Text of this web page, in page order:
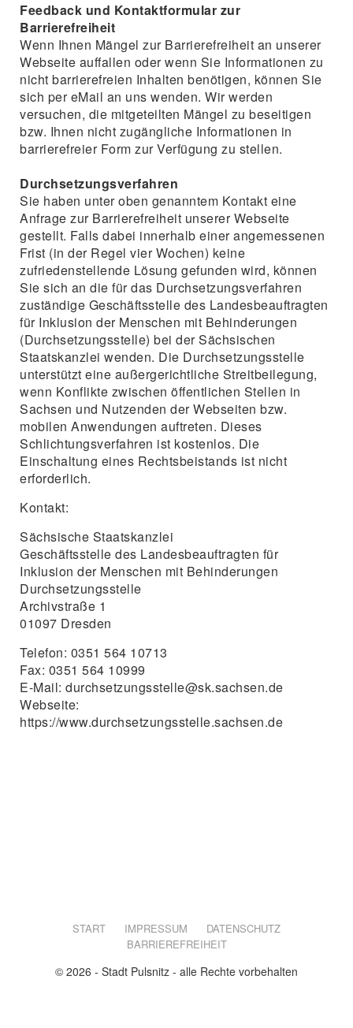
Feedback und Kontaktformular zur
Barrierefreiheit
Wenn Ihnen Mängel zur Barrierefreiheit an unserer
Webseite auffallen oder wenn Sie Informationen zu
nicht barrierefreien Inhalten benötigen, können Sie
sich per eMail an uns wenden. Wir werden
versuchen, die mitgeteilten Mängel zu beseitigen
bzw. Ihnen nicht zugängliche Informationen in
barrierefreier Form zur Verfügung zu stellen.
Durchsetzungsverfahren
Sie haben unter oben genanntem Kontakt eine
Anfrage zur Barrierefreiheit unserer Webseite
gestellt. Falls dabei innerhalb einer angemessenen
Frist (in der Regel vier Wochen) keine
zufriedenstellende Lösung gefunden wird, können
Sie sich an die für das Durchsetzungsverfahren
zuständige Geschäftsstelle des Landesbeauftragten
für Inklusion der Menschen mit Behinderungen
(Durchsetzungsstelle) bei der Sächsischen
Staatskanzlei wenden. Die Durchsetzungsstelle
unterstützt eine außergerichtliche Streitbeilegung,
wenn Konflikte zwischen öffentlichen Stellen in
Sachsen und Nutzenden der Webseiten bzw.
mobilen Anwendungen auftreten. Dieses
Schlichtungsverfahren ist kostenlos. Die
Einschaltung eines Rechtsbeistands ist nicht
erforderlich.
Kontakt:
Sächsische Staatskanzlei
Geschäftsstelle des Landesbeauftragten für
Inklusion der Menschen mit Behinderungen
Durchsetzungsstelle
Archivstraße 1
01097 Dresden
Telefon: 0351 564 10713
Fax: 0351 564 10999
E-Mail: durchsetzungsstelle@sk.sachsen.de
Webseite:
https://www.durchsetzungsstelle.sachsen.de
START IMPRESSUM
DATENSCHUTZ
BARRIEREFREIHEIT
© 2026 - Stadt Pulsnitz - alle Rechte vorbehalten